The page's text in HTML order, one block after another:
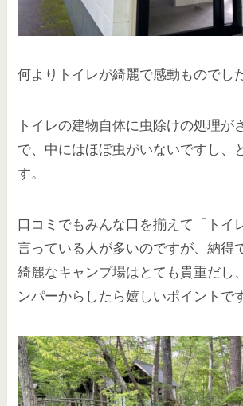
何よりトイレが綺麗で感動ものでし
トイレの建物自体に虫除けの処理が
で、中にはほぼ虫がいないですし、
す。
口コミでもみんな口を揃えて「トイ
言っている人が多いのですが、納得
綺麗なキャンプ場はとても貴重だし
ンパーからしたら嬉しいポイントで